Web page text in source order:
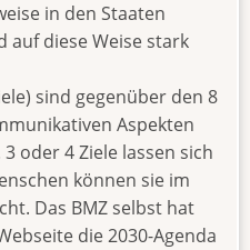
in den Staaten
auf diese Weise stark
sind gegenüber den 8
Aspekten
oder 4 Ziele lassen sich
können sie im
Das BMZ selbst hat
die 2030-Agenda